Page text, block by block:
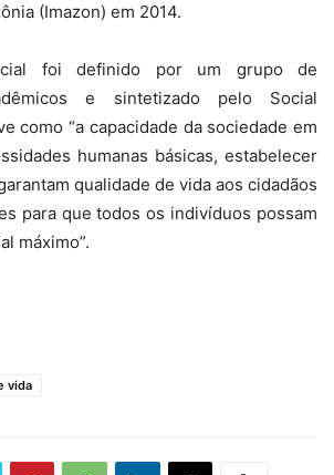
(Imazon) em 2014.
foi definido por um grupo de
e sintetizado pelo Social
como “a capacidade da sociedade em
humanas básicas, estabelecer
qualidade de vida aos cidadãos
para que todos os indivíduos possam
máximo”.
vida